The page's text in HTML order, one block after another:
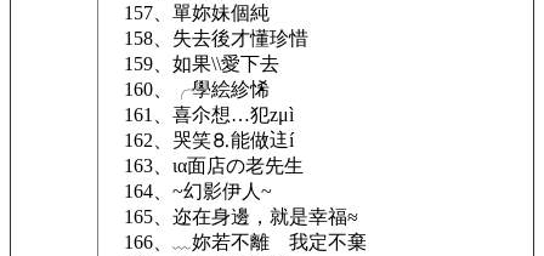
157、單妳妹個純
158、失去後才懂珍惜
159、如果\\愛下去
160、╭學絵紾悕
161、喜尒想…犯zμì
162、哭笑⒏能做迬í
163、ια面店の老先生
164、~幻影伊人~
165、迩在身邊，就是幸福≈
166、﹏妳若不離ゝ我定不棄